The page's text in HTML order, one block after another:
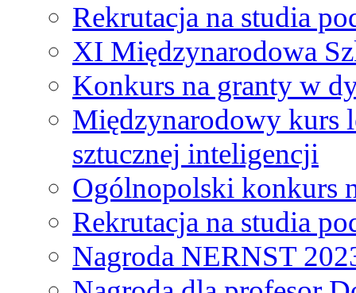
Rekrutacja na studia
XI Międzynarodowa
Konkurs na granty w
Międzynarodowy kurs
sztucznej inteligencji
Ogólnopolski konkurs
Rekrutacja na studia
Nagroda NERNST